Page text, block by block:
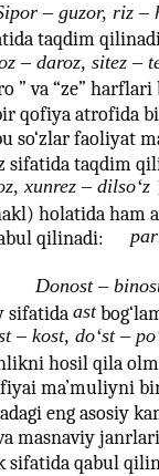
– guzor, riz –
taqdim
– daroz, sitez –
” va “ze”
qofiya atrofida
so‘zlar faoliyat
sifatida taqdim
xunrez – dilso‘z
holatida ham
qilinadi:
Donost –
sifatida ast
– kost, do‘st –
hosil qila
ma’muliyni
eng asosiy
masnaviy
qabul